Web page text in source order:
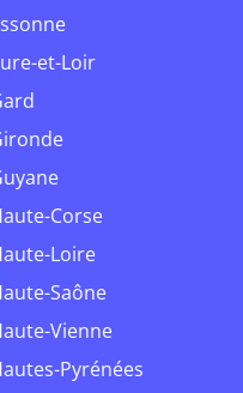
Essonne
Eure-et-Loir
Gard
Gironde
Guyane
Haute-Corse
Haute-Loire
Haute-Saône
Haute-Vienne
Hautes-Pyrénées